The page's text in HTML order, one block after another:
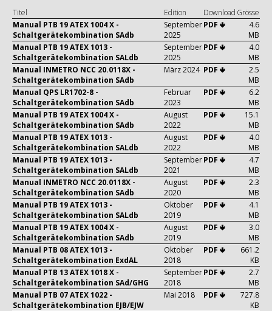
Titel Edition Download Grösse
Manual PTB 19 ATEX 1004 X -
Schaltgerätekombination SAdb
September
2025
PDF 🢃
4.6
MB
Manual PTB 19 ATEX 1013 -
Schaltgerätekombination SALdb
September
2025
PDF 🢃
4.0
MB
Manual INMETRO NCC 20.0118X -
Schaltgerätekombination SAdb
März 2024 PDF 🢃
2.5
MB
Manual QPS LR1702-8 -
Schaltgerätekombination SAdb
Februar
2023
PDF 🢃
6.2
MB
Manual PTB 19 ATEX 1004 X -
Schaltgerätekombination SAdb
August
2022
PDF 🢃
15.1
MB
Manual PTB 19 ATEX 1013 -
Schaltgerätekombination SALdb
August
2022
PDF 🢃
4.0
MB
Manual PTB 19 ATEX 1013 -
Schaltgerätekombination SALdb
September
2021
PDF 🢃
4.7
MB
Manual INMETRO NCC 20.0118X -
Schaltgerätekombination SAdb
August
2020
PDF 🢃
2.3
MB
Manual PTB 19 ATEX 1013 -
Schaltgerätekombination SALdb
Oktober
2019
PDF 🢃
4.1
MB
Manual PTB 19 ATEX 1004 X -
Schaltgerätekombination SAdb
August
2019
PDF 🢃
3.0
MB
Manual PTB 08 ATEX 1013 -
Schaltgerätekombination ExdAL
Oktober
2018
PDF 🢃
661.2
KB
Manual PTB 13 ATEX 1018 X -
Schaltgerätekombination SAd/GHG
September
2018
PDF 🢃
2.7
MB
Manual PTB 07 ATEX 1022 -
Schaltgerätekombination EJB/EJW
Mai 2018 PDF 🢃
727.8
KB